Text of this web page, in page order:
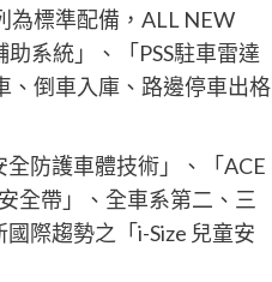
為標準配備，ALL NEW
系統」、「PSS駐車雷達
、倒車入庫、路邊停車出格
全防護車體技術」、「ACE
全帶」、全車系第二、三
際趨勢之「i-Size 兒童安